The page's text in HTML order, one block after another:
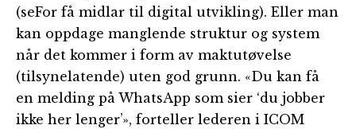
(seFor få midlar til digital utvikling). Eller man
kan oppdage manglende struktur og system
når det kommer i form av maktutøvelse
(tilsynelatende) uten god grunn. «Du kan få
en melding på WhatsApp som sier ‘du jobber
ikke her lenger’», forteller lederen i ICOM